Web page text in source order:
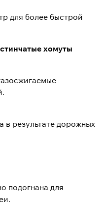
для более быстрой
хомуты
результате дорожных
подогнана для